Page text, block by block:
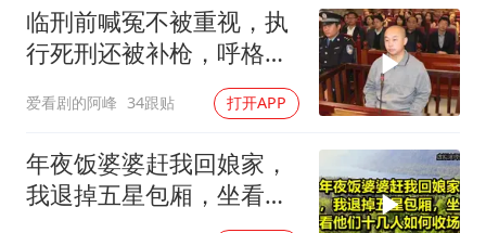
欧阳娜娜窦靖童好搭
夯实基础开新局
临刑前喊冤不被重视，执
行死刑还被补枪，呼格吉
勒图被捕后的62天
爱看剧的阿峰 34跟贴 打开APP
年夜饭婆婆赶我回娘家，
我退掉五星包厢，坐看他